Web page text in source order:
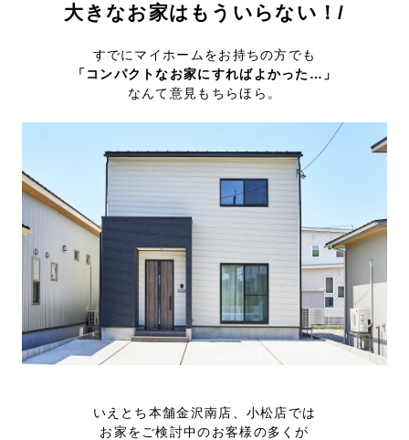
大きなお家はもういらない！/
すでにマイホームをお持ちの方でも
「コンパクトなお家にすればよかった…」
なんて意見もちらほら。
いえとち本舗金沢南店、小松店では
お家を ご検討中のお客様の多くが